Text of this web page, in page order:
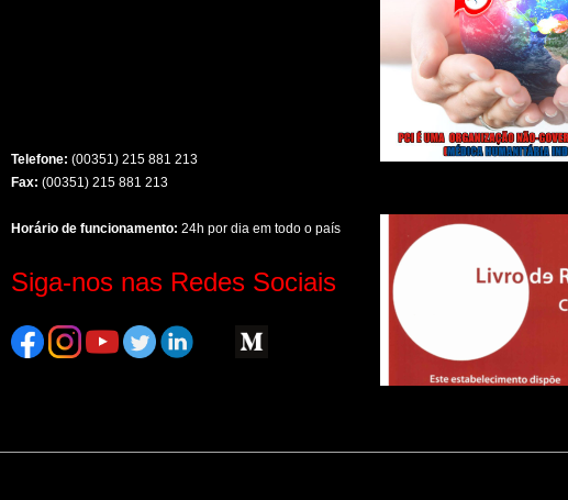
Telefone: (00351) 215 881 213
Fax: (00351) 215 881 213
Horário de funcionamento: 24h por dia em todo o país
Siga-nos nas Redes Sociais